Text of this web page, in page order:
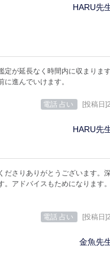
HARU先
定が延長なく時間内に収まりま
進んでいけます。
電話 占い [投稿日
HARU先
ださりありがとうございます。
。アドバイスもためになります
電話 占い [投稿日
金魚先